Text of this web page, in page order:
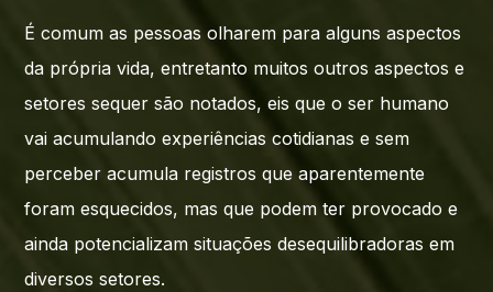
É comum as pessoas olharem para alguns aspectos
da própria vida, entretanto muitos outros aspectos e
setores sequer são notados, eis que o ser humano
vai acumulando experiências cotidianas e sem
perceber acumula registros que aparentemente
foram esquecidos, mas que podem ter provocado e
ainda potencializam situações desequilibradoras em
diversos setores.